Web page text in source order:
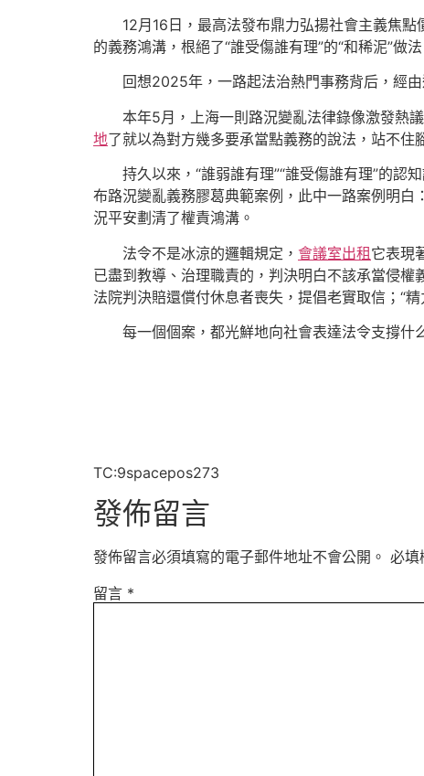
12月16日，最高法發布鼎力弘揚社會主義焦
的義務鴻溝，根絕了“誰受傷誰有理”的“和稀泥”做法
回想2025年，一路起法治熱門事務背后，經
本年5月，上海一則路況變亂法律錄像激發熱
地了就以為對方幾多要承當點義務的說法，站不住
持久以來，“誰弱誰有理”“誰受傷誰有理”的認
布路況變亂義務膠葛典範案例，此中一路案例明白
況平安劃清了權責鴻溝。
法令不是冰涼的邏輯規定， 會議室出租它表現
已盡到教導、治理職責的，判決明白不該承當侵權
法院判決賠還償付休息者喪失，提倡老實取信；“
每一個個案，都光鮮地向社會表達法令支撐什
TC:9spacepos273
發佈留言
發佈留言必須填寫的電子郵件地址不會公開。 必填
留言 *